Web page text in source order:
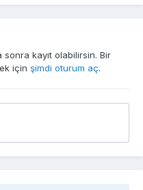
sonra kayıt olabilirsin. Bir
için şimdi oturum aç.